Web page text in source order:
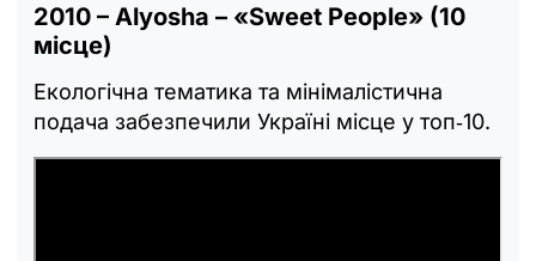
2010 – Alyosha – «Sweet People» (10
місце)
Екологічна тематика та мінімалістична
подача забезпечили Україні місце у топ‑10.